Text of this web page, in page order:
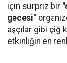
için sürpriz bir
gecesi"
aşçılar gibi çiğ
etkinliğin en